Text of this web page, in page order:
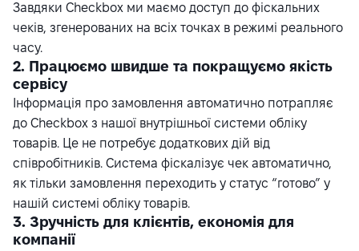
Завдяки Checkbox ми маємо доступ до фіскальних
чеків, згенерованих на всіх точках в режимі реального
часу.
2. Працюємо швидше та покращуємо якість
сервісу
Інформація про замовлення автоматично потрапляє
до Checkbox з нашої внутрішньої системи обліку
товарів. Це не потребує додаткових дій від
співробітників. Система фіскалізує чек автоматично,
як тільки замовлення переходить у статус “готово” у
нашій системі обліку товарів.
3. Зручність для клієнтів, економія для
компанії